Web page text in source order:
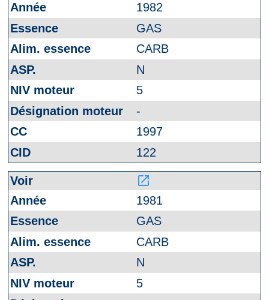
1982
GAS
CARB
N
5
-
1997
122
launch
1981
GAS
CARB
N
5